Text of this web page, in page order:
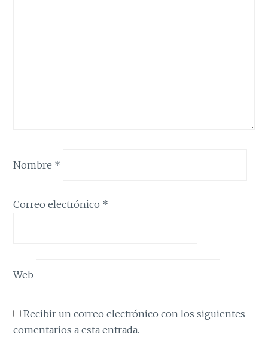
Nombre *
Correo electrónico *
Web
Recibir un correo electrónico con los siguientes
comentarios a esta entrada.